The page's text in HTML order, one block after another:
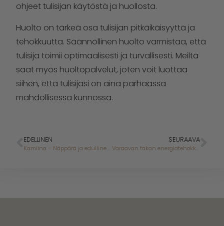
ohjeet tulisijan käytöstä ja huollosta.
Huolto on tärkeä osa tulisijan pitkäikäisyyttä ja
tehokkuutta. Säännöllinen huolto varmistaa, että
tulisija toimii optimaalisesti ja turvallisesti. Meiltä
saat myös huoltopalvelut, joten voit luottaa
siihen, että tulisijasi on aina parhaassa
mahdollisessa kunnossa.
EDELLINEN SEURAAVA